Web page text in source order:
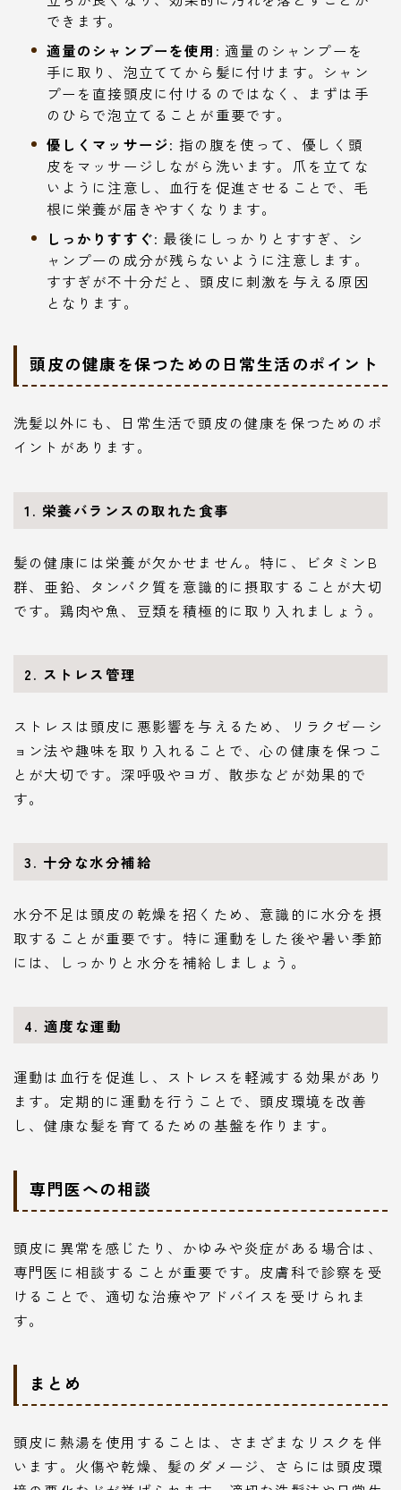
できます。
適量のシャンプーを使用 : 適量のシャンプーを
手に取り、泡立ててから髪に付けます。シャン
プーを直接頭皮に付けるのではなく、まずは手
のひらで泡立てることが重要です。
優しくマッサージ: 指の腹を使って、優しく頭
皮をマッサージしながら洗います。爪を立てな
いように注意し、血行を促進させることで、毛
根に栄養が届きやすくなります。
しっかりすすぐ: 最後にしっかりとすすぎ、シ
ャンプーの成分が残らないように注意します。
すすぎが不十分だと、頭皮に刺激を与える原因
となります。
頭皮の健康を保つための日常生活のポイント
洗髪以外にも、日常生活で頭皮の健康を保つためのポ
イントがあります。
1. 栄養バランスの取れた食事
髪の健康には栄養が欠かせません。特に、ビタミンB
群、亜鉛、タンパク質を意識的に摂取することが大切
です。鶏肉や魚、豆類を積極的に取り入れましょう。
2. ストレス管理
ストレスは頭皮に悪影響を与えるため、リラクゼーシ
ョン法や趣味を取り入れることで、心の健康を保つこ
とが大切です。深呼吸やヨガ、散歩などが効果的で
す。
3. 十分な水分補給
水分不足は頭皮の乾燥を招くため、意識的に水分を摂
取することが重要です。特に運動をした後や暑い季節
には、しっかりと水分を補給しましょう。
4. 適度な運動
運動は血行を促進し、ストレスを軽減する効果があり
ます。定期的に運動を行うことで、頭皮環境を改善
し、健康な髪を育てるための基盤を作ります。
専門医への相談
頭皮に異常を感じたり、かゆみや炎症がある場合は、
専門医に相談することが重要です。皮膚科で診察を受
けることで、適切な治療やアドバイスを受けられま
す。
まとめ
頭皮に熱湯を使用することは、さまざまなリスクを伴
います。火傷や乾燥、髪のダメージ、さらには頭皮環